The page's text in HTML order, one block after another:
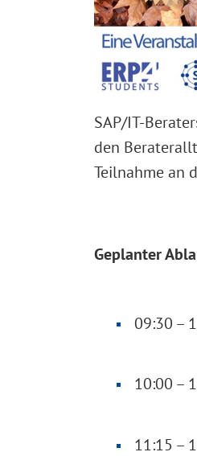
SAP/IT-
den
Teilnahme an
Geplanter
09:30 –
10:00 –
11:15 –